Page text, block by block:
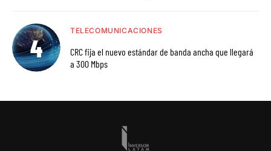
TELECOMUNICACIONES
CRC fija el nuevo estándar de banda ancha que llegará
a 300 Mbps